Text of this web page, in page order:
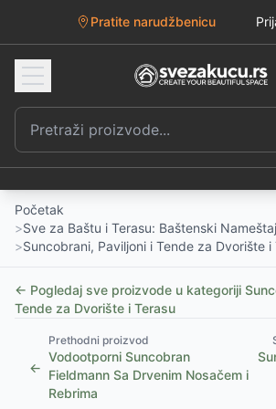
Pratite narudžbenicu
Početak
>Sve za Baštu i Terasu: Baštenski
>Suncobrani, Paviljoni i Tende za Dvorište i
← Pogledaj sve proizvode u kategoriji
Tende za Dvorište i Terasu
←
Prethodni proizvod
Vodootporni Suncobran
Fieldmann Sa Drvenim Nosačem i
Rebrima